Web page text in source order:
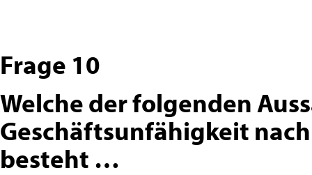
Frage 10
Welche der folgenden
Geschäftsunfähigkeit
besteht …